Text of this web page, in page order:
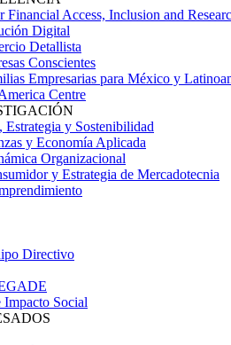
Access, Inclusion and
Digital
Detallista
Conscientes
Empresarias para México y
Centre
Estrategia y Sostenibilidad
y Economía Aplicada
Organizacional
y Estrategia de Mercadotecnia
Directivo
Impacto Social